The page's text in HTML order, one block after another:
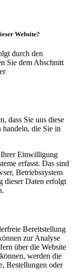
Website?
durch den
Sie dem Abschnitt
dass Sie uns diese
die Sie in
Ihrer Einwilligung
erfasst. Das sind
Betriebssystem
dieser Daten erfolgt
Bereitstellung
zur Analyse
über die Website
werden die
Bestellungen oder